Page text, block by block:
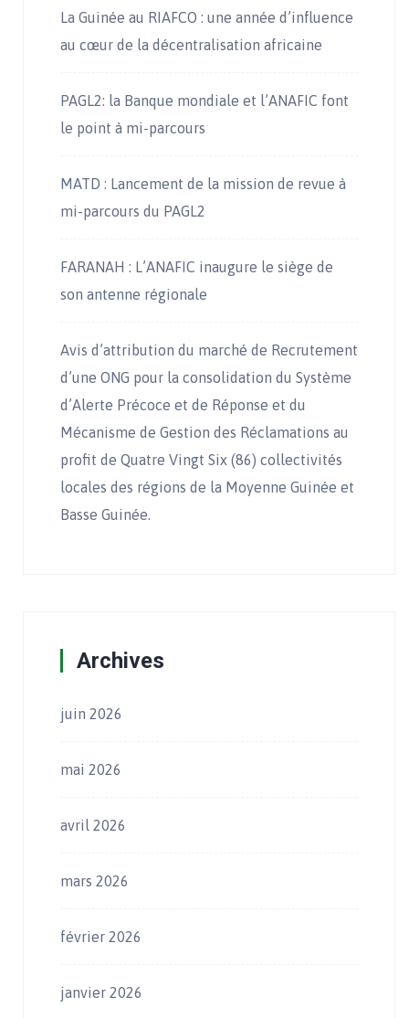
La Guinée au RIAFCO : une année d’influence
au cœur de la décentralisation africaine
PAGL2: la Banque mondiale et l’ANAFIC font
le point à mi-parcours
MATD : Lancement de la mission de revue à
mi-parcours du PAGL2
FARANAH : L’ANAFIC inaugure le siège de
son antenne régionale
Avis d’attribution du marché de Recrutement
d’une ONG pour la consolidation du Système
d’Alerte Précoce et de Réponse et du
Mécanisme de Gestion des Réclamations au
profit de Quatre Vingt Six (86) collectivités
locales des régions de la Moyenne Guinée et
Basse Guinée.
Archives
juin 2026
mai 2026
avril 2026
mars 2026
février 2026
janvier 2026